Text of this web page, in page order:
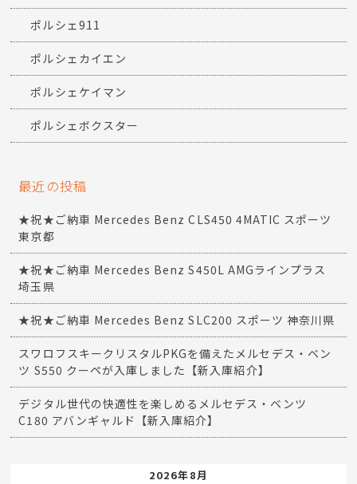
ポルシェ911
ポルシェカイエン
ポルシェケイマン
ポルシェボクスター
最近の投稿
★祝★ご納車 Mercedes Benz CLS450 4MATIC スポーツ
東京都
★祝★ご納車 Mercedes Benz S450L AMGラインプラス
埼玉県
★祝★ご納車 Mercedes Benz SLC200 スポーツ 神奈川県
スワロフスキークリスタルPKGを備えたメルセデス・ベン
ツ S550 クーペが入庫しました【新入庫紹介】
デジタル世代の快適性を楽しめるメルセデス・ベンツ
C180 アバンギャルド【新入庫紹介】
2026年8月